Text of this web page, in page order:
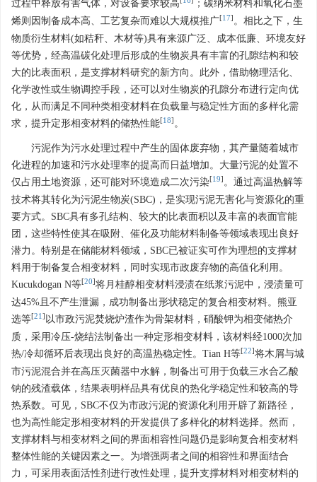
过程中释放有害气体，对设备要求较高
；碳纳米材料和氧化石墨
烯则因制备成本高、工艺复杂而难以大规模推广[17] 。相比之下，生
物质衍生材料(如秸秆、木材等)具有来源广泛、成本低廉、环境友好
等优势，经高温碳化处理后形成的生物炭具有丰富的孔隙结构和较
大的比表面积，是支撑材料研究的新方向。此外，借助物理活化、
化学改性或生物调控手段，还可以对生物炭的孔隙分布进行定向优
化，从而满足不同种类相变材料在负载量与稳定性方面的多样化需
求，提升定形相变材料的储热性能[18] 。
污泥作为污水处理过程中产生的固体废弃物，其产量随着城市
化进程的加速和污水处理率的提高而日益增加。大量污泥的处置不
仅占用土地资源，还可能对环境造成二次污染[19] 。通过高温热解等
技术将其转化为污泥生物炭(SBC)，是实现污泥无害化与资源化的重
要方式。SBC具有多孔结构、较大的比表面积以及丰富的表面官能
团，这些特性使其在吸附、催化及功能材料制备等领域表现出良好
潜力。特别是在储能材料领域，SBC已被证实可作为理想的支撑材
料用于制备复合相变材料，同时实现市政废弃物的高值化利用。
Kucukdogan N等[20]将月桂醇相变材料浸渍在纸浆污泥中，浸渍量可
达45%且不产生泄漏，成功制备出形状稳定的复合相变材料。熊亚
选等[21 ] 以市政污泥焚烧炉渣作为骨架材料，硝酸钾为相变储热介
质，采用冷压-烧结法制备出一种定形相变材料，该材料经1000次加
热/冷却循环后表现出良好的高温热稳定性。Tian H等[22]将木屑与城
市污泥混合并在高压灭菌器中水解，制备出可用于负载三水合乙酸
钠的残渣载体，结果表明样品具有优良的热化学稳定性和较高的导
热系数。可见，SBC不仅为市政污泥的资源化利用开辟了新路径，
也为高性能定形相变材料的开发提供了多样化的材料选择。然而，
支撑材料与相变材料之间的界面相容性问题仍是影响复合相变材料
整体性能的关键因素之一。为增强两者之间的相容性和界面结合
力，可采用表面活性剂进行改性处理，提升支撑材料对相变材料的